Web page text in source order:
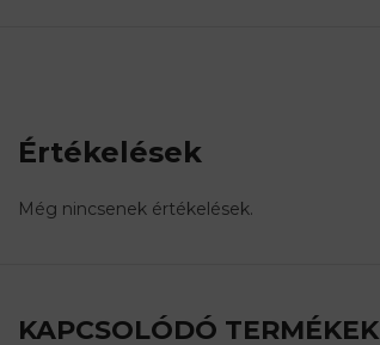
Értékelések
Még nincsenek értékelések.
KAPCSOLÓDÓ TERMÉKEK